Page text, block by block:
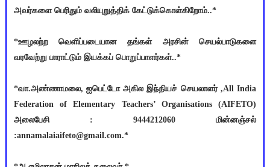
அவர்களை பெரிதும் வலியுறுத்திக் கேட்டுக்கொள்கிறோம்..*
*ஊழலற்ற வெளிப்படையான தங்கள் அரசின் செயல்பாடுகளை
வரவேற்று பாராட்டும் இயக்கப் பொறுப்பாளர்கள்..*
*வா.அண்ணாமலை, ஐபெட்டோ அகில இந்தியச் செயலாளர் ,All India
Federation of Elementary Teachers’ Organisations (AIFETO)
அலைபேசி : 9444212060 மின்னஞ்சல்
:annamalaiaifeto@gmail.com.*